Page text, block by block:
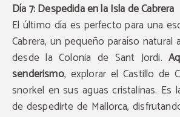
Día 7: Despedida en la Isla de Cabrera
El último día es perfecto para una
Cabrera, un pequeño paraíso natural
desde la Colonia de Sant Jordi.
senderismo, explorar el Castillo de
snorkel en sus aguas cristalinas. Es
de despedirte de Mallorca,